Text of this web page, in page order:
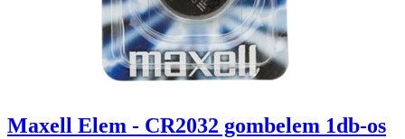
Maxell Elem - CR2032 gombelem 1db-os